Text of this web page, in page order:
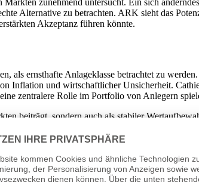
zunehmend untersucht. Ein sich
Alternative zu betrachten. ARK sieht das
Akzeptanz führen könnte.
als ernsthafte Anlageklasse betrachtet zu
Inflation und wirtschaftlicher Unsicherheit.
zentralere Rolle im Portfolio von Anlegern
beiträgt, sondern auch als stabiler
Fonds zeigen bereits, dass Kryptowährungen
im Sektor beeinflussen.